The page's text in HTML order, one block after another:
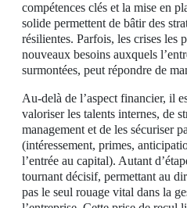
compétences clés et la mise en
solide permettent de bâtir des
résilientes. Parfois, les crises les
nouveaux besoins auxquels
surmontées, peut répondre de
Au-delà de l’aspect financier, il
valoriser les talents internes, de
management et de les sécuriser
(intéressement, primes,
l’entrée au capital). Autant
tournant décisif, permettant au
pas le seul rouage vital dans la